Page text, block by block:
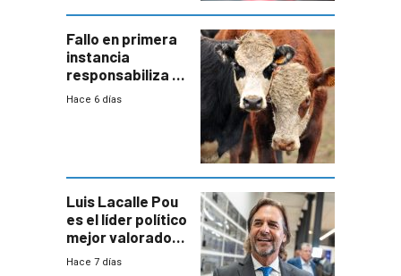
Fallo en primera
instancia
responsabiliza al
Estado por falta
Hace 6 días
Luis Lacalle Pou
es el líder político
mejor valorado
del país, según
Hace 7 días